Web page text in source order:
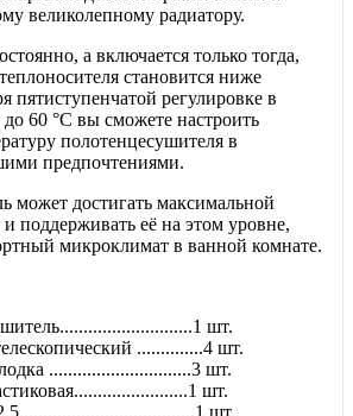
великолепному радиатору.
а включается только тогда,
становится ниже
пятиступенчатой регулировке в
до 60 °С вы сможете настроить
полотенцесушителя в
предпочтениями.
может достигать максимальной
поддерживать её на этом уровне,
микроклимат в ванной комнате.
шт.
..............4 шт.
..............................3 шт.
шт.
шт.